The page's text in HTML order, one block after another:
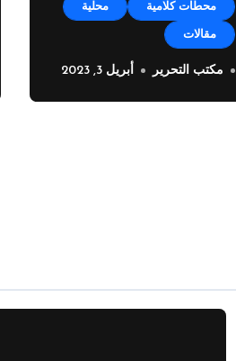
محطات كلامية محلية
مقالات
خطوة فريدة من بلدية
زوق مكايل بوجه اصحاب
مكتب التحرير أبريل 3, 2023